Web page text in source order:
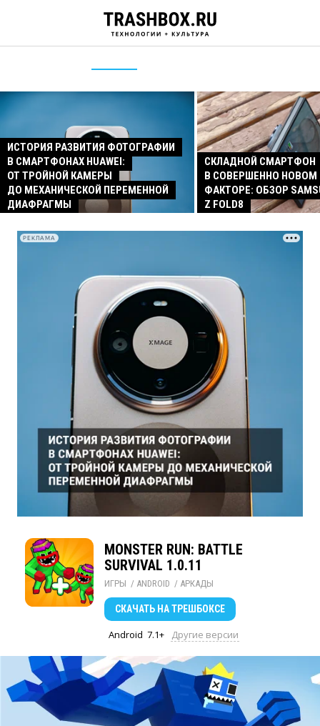
ИСТОРИЯ РАЗВИТИЯ ФОТОГРАФИИ
В СМАРТФОНАХ HUAWEI:
ОТ ТРОЙНОЙ КАМЕРЫ
ДО МЕХАНИЧЕСКОЙ ПЕРЕМЕННОЙ
ДИАФРАГМЫ
СКЛАДНОЙ СМАРТФОН
В СОВЕРШЕННО
ФАКТОРЕ: ОБЗОР
Z FOLD8
РЕКЛАМА
MONSTER RUN: BATTLE
SURVIVAL 1.0.11
ИГРЫ / ANDROID / АРКАДЫ
СКАЧАТЬ НА ТРЕШБОКСЕ
Android 7.1+ Другие версии